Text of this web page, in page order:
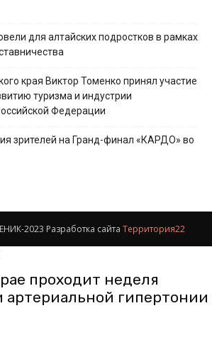
для алтайских подростков в рамках
края Виктор Томенко принял участие
туризма и индустрии
Федерации
зрителей на Гранд-финал «КАРДО» во
2023 Разработка сайта Территория22
проходит неделя
артериальной гипертонии